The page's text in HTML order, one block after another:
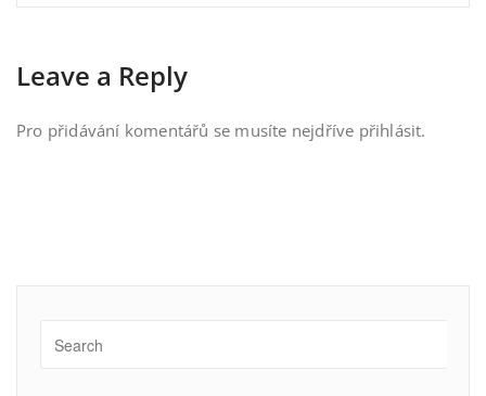
Leave a Reply
Pro přidávání komentářů se musíte nejdříve přihlásit.